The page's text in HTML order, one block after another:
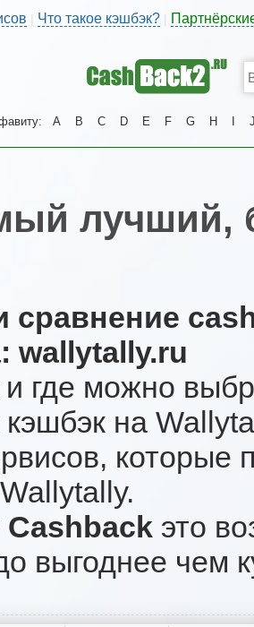
| Что такое кэшбэк?
A B C D E F G H
лучший,
сравнение
wallytally.ru
и где можно
на
которые
это
выгоднее чем